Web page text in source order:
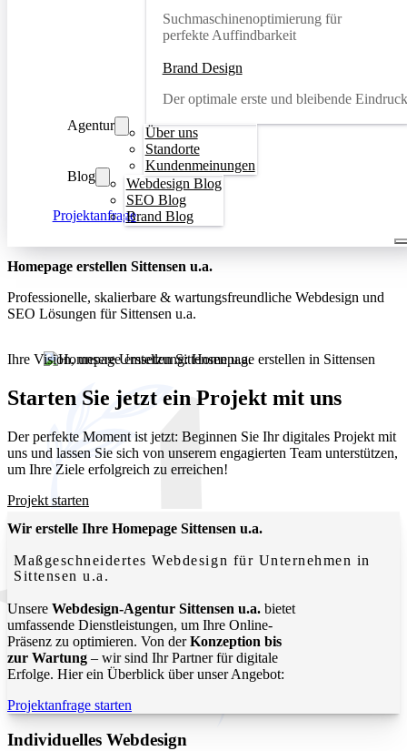
Suchmaschinenoptimierung für
perfekte Auffindbarkeit
Brand Design
Der optimale erste und bleibende Eindruck
Agentur
Über uns
Standorte
Kundenmeinungen
Blog
Webdesign Blog
SEO Blog
Brand Blog
Projektanfrage
Homepage erstellen Sittensen u.a.
Professionelle, skalierbare & wartungsfreundliche Webdesign und
SEO Lösungen für Sittensen u.a.
Ihre Vision, unsere Umsetzung: Homepage erstellen in Sittensen
Unternehmen lokal und digital sichtbar machen.
Starten Sie jetzt ein Projekt mit uns
Der perfekte Moment ist jetzt: Beginnen Sie Ihr digitales Projekt mit
uns und lassen Sie sich von unserem engagierten Team unterstützen,
um Ihre Ziele erfolgreich zu erreichen!
Projekt starten
Wir erstelle Ihre Homepage Sittensen u.a.
Maßgeschneidertes Webdesign für Unternehmen in
Sittensen u.a.
Unsere Webdesign-Agentur Sittensen u.a. bietet
umfassende Dienstleistungen, um Ihre Online-
Präsenz zu optimieren. Von derKonzeption bis
zur Wartung – wir sind Ihr Partner für digitale
Erfolge. Hier ein Überblick über unser Angebot:
Projektanfrage starten
Individuelles Webdesign